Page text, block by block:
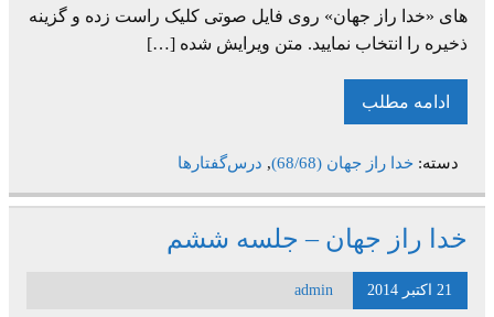
های «خدا راز جهان» روی فایل صوتی کلیک راست زده و گزینه
ذخیره را انتخاب نمایید. متن ویرایش شده […]
ادامه مطلب
دسته: خدا راز جهان (68/68) , درس‌گفتارها
خدا راز جهان – جلسه ششم
21 اکتبر 2014 admin